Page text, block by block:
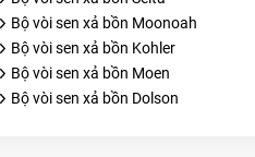
Bộ vòi sen xả bồn Moonoah
Bộ vòi sen xả bồn Kohler
Bộ vòi sen xả bồn Moen
Bộ vòi sen xả bồn Dolson